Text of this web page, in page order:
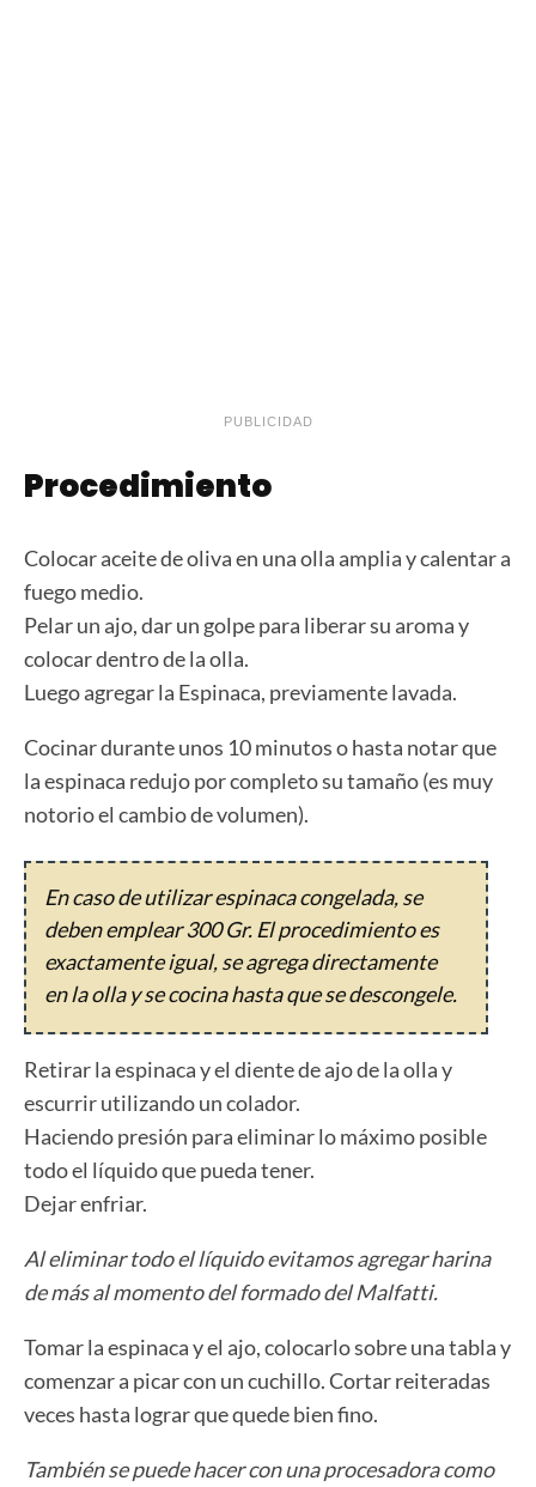
PUBLICIDAD
Procedimiento
Colocar aceite de oliva en una olla amplia y calentar a
fuego medio.
Pelar un ajo, dar un golpe para liberar su aroma y
colocar dentro de la olla.
Luego agregar la Espinaca, previamente lavada.
Cocinar durante unos 10 minutos o hasta notar que
la espinaca redujo por completo su tamaño (es muy
notorio el cambio de volumen).
En caso de utilizar espinaca congelada, se
deben emplear 300 Gr. El procedimiento es
exactamente igual, se agrega directamente
en la olla y se cocina hasta que se descongele.
Retirar la espinaca y el diente de ajo de la olla y
escurrir utilizando un colador.
Haciendo presión para eliminar lo máximo posible
todo el líquido que pueda tener.
Dejar enfriar.
Al eliminar todo el líquido evitamos agregar harina
de más al momento del formado del Malfatti.
Tomar la espinaca y el ajo, colocarlo sobre una tabla y
comenzar a picar con un cuchillo. Cortar reiteradas
veces hasta lograr que quede bien fino.
También se puede hacer con una procesadora como